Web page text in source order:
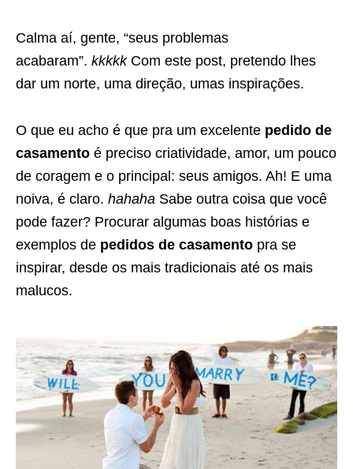
Calma aí, gente, “seus problemas
acabaram”. kkkkkCom este post, pretendo lhes
dar um norte, uma direção, umas inspirações.
O que eu acho é que pra um excelente pedido de
casamento é preciso criatividade, amor, um pouco
de coragem e o principal: seus amigos. Ah! E uma
noiva, é claro. hahaha Sabe outra coisa que você
pode fazer? Procurar algumas boas histórias e
exemplos de pedidos de casamento pra se
inspirar, desde os mais tradicionais até os mais
malucos.